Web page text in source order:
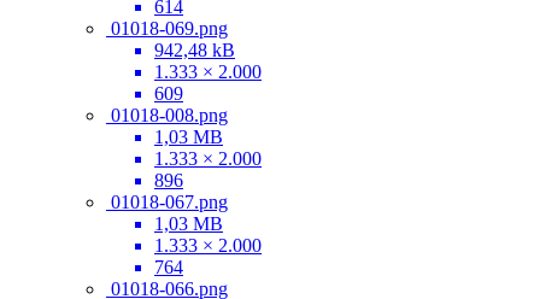
614
01018-069.png
942,48 kB
1.333 × 2.000
609
01018-008.png
1,03 MB
1.333 × 2.000
896
01018-067.png
1,03 MB
1.333 × 2.000
764
01018-066.png